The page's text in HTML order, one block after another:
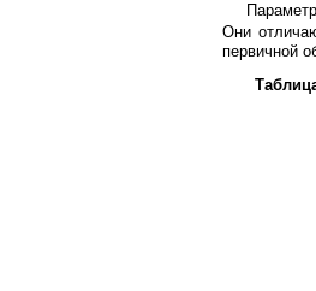
Они
первичной